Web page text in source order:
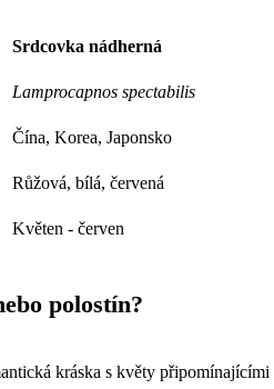
Srdcovka nádherná
Lamprocapnos spectabilis
Čína, Korea, Japonsko
Růžová, bílá, červená
Květen - červen
polostín?
kráska s květy připomínajícími